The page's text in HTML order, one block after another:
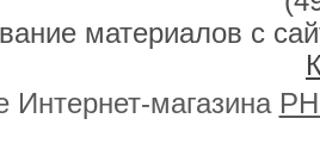
материалов с
Интернет-магазина